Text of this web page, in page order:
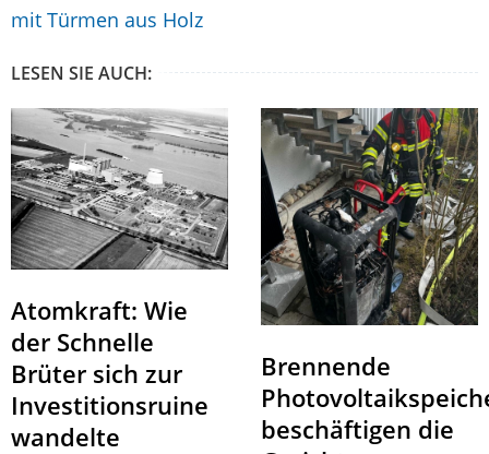
mit Türmen aus Holz
LESEN SIE AUCH:
Atomkraft: Wie
der Schnelle
Brüter sich zur
Investitionsruine
wandelte
Brennende
beschäftigen die